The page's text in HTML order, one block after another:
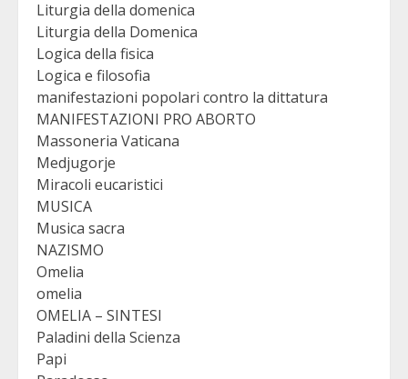
Liturgia della domenica
Liturgia della Domenica
Logica della fisica
Logica e filosofia
manifestazioni popolari contro la dittatura
MANIFESTAZIONI PRO ABORTO
Massoneria Vaticana
Medjugorje
Miracoli eucaristici
MUSICA
Musica sacra
NAZISMO
Omelia
omelia
OMELIA – SINTESI
Paladini della Scienza
Papi